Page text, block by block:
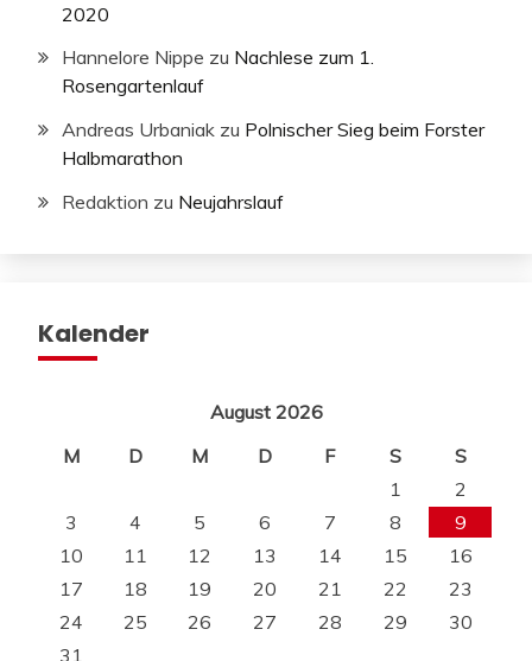
2020
Hannelore Nippe zu Nachlese zum 1.
Rosengartenlauf
Andreas Urbaniak zu Polnischer Sieg beim Forster
Halbmarathon
Redaktion zu Neujahrslauf
Kalender
August 2026
M
D M D F S
S
1
2
3
4 5 6 7 8
9
10
11 12 13 14 15
16
17
18 19 20 21 22
23
24
25 26 27 28 29
30
31